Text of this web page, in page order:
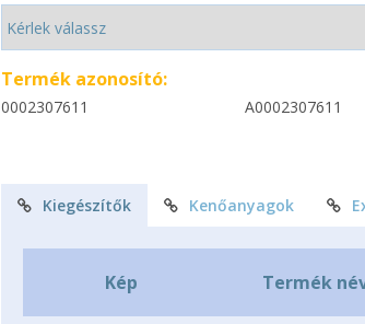
Termék azonosító:
0002307611 A0002307611
Kiegészítők Kenőanyagok
Kép Termék